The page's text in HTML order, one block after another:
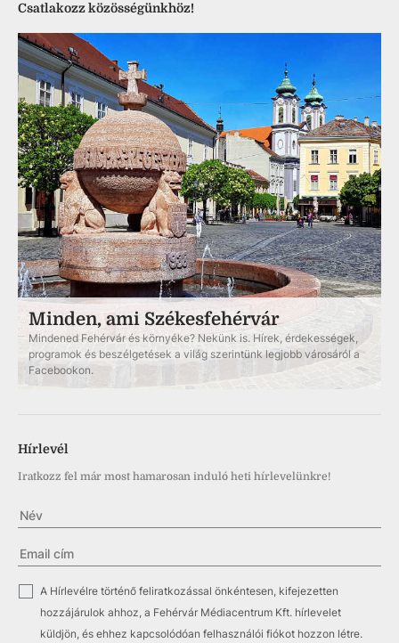
Csatlakozz közösségünkhöz!
Minden, ami Székesfehérvár
Mindened Fehérvár és környéke? Nekünk is. Hírek, érdekességek,
programok és beszélgetések a világ szerintünk legjobb városáról a
Facebookon.
Hírlevél
Iratkozz fel már most hamarosan induló heti hírlevelünkre!
A Hírlevélre történő feliratkozással önkéntesen, kifejezetten
hozzájárulok ahhoz, a Fehérvár Médiacentrum Kft. hírlevelet
küldjön, és ehhez kapcsolódóan felhasználói fiókot hozzon létre.